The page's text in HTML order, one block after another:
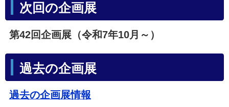
次回の企画展
第42回企画展（令和7年10月～）
過去の企画展
過去の企画展情報